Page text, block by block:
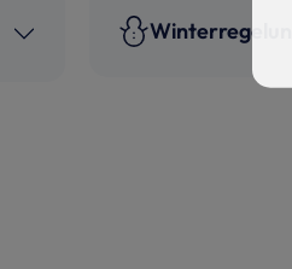
Winterregelung